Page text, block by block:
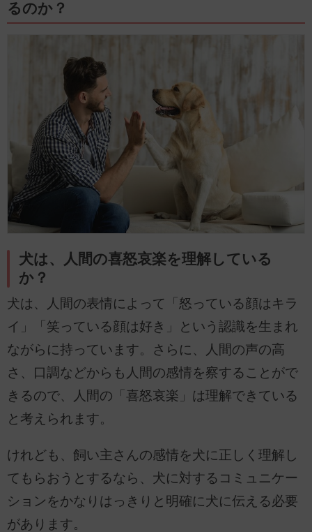
るのか？
犬は、人間の喜怒哀楽を理解している
か？
犬は、人間の表情によって「怒っている顔はキラ
イ」「笑っている顔は好き」という認識を生まれ
ながらに持っています。さらに、人間の声の高
さ、口調などからも人間の感情を察することがで
きるので、人間の「喜怒哀楽」は理解できている
と考えられます。
けれども、飼い主さんの感情を犬に正しく理解し
てもらおうとするなら、犬に対するコミュニケー
ションをかなりはっきりと明確に犬に伝える必要
があります。